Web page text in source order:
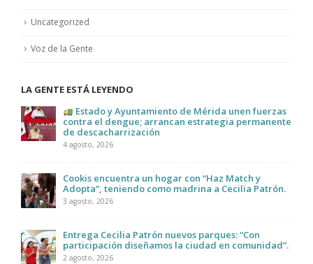
Uncategorized
Voz de la Gente
LA GENTE ESTÁ LEYENDO
Estado y Ayuntamiento de Mérida unen fuerzas
contra el dengue; arrancan estrategia permanente
de descacharrización
4 agosto, 2026
Cookis encuentra un hogar con “Haz Match y
Adopta”, teniendo como madrina a Cecilia Patrón.
3 agosto, 2026
Entrega Cecilia Patrón nuevos parques: “Con
participación diseñamos la ciudad en comunidad”.
2 agosto, 2026